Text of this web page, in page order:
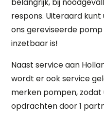
respons. Uiteraard
ons gereviseerde
inzetbaar is!
Naast service aan
wordt er ook service
merken pompen,
opdrachten door 1